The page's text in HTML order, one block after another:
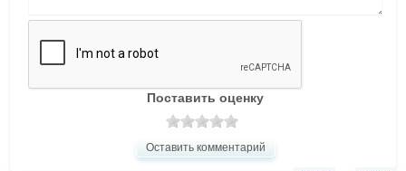
Поставить оценку
Оставить комментарий